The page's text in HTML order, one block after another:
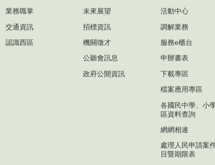
業務職掌
交通資訊
認識西區
未來展望
招標資訊
機關徵才
公聽會訊息
政府公開資訊
活動中心
調解業務
服務e櫃台
申辦書表
下載專區
檔案應用專區
各國民中學、小
區資料查詢
網網相連
處理人民申請案
目暨期限表